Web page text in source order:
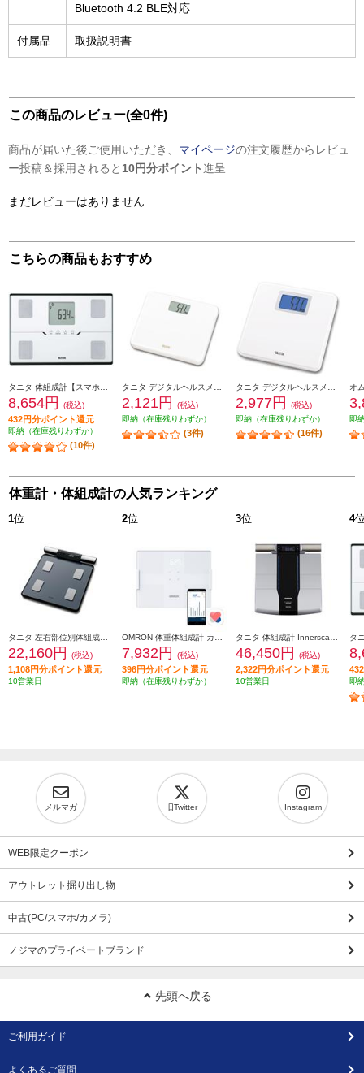
Bluetooth 4.2 BLE対応
付属品 取扱説明書
この商品のレビュー(全0件)
商品が届いた後ご使用いただき、 マイページの注文履歴からレビュ
ー投稿＆採用されると 10円分ポイント進呈
まだレビューはありません
こちらの商品もおすすめ
8,654円 (税込)
432円分ポイント還元
即納（在庫残りわずか）
(10件)
2,121円
(税込)
即納（在庫残りわずか）
(3件)
2,977円
(税込)
即納（在庫残りわずか）
(16件)
即
体重計・体組成計の人気ランキング
1位
22,160円 (税込)
1,108円分ポイント還元
10営業日
2位
7,932円 (税込)
396円分ポイント還元
即納（在庫残りわずか）
3位
46,450円 (税込)
2,322円分ポイント還元
10営業日
4
即
メルマガ 旧Twitter Instagram
WEB限定クーポン
アウトレット掘り出し物
中古(PC/スマホ/カメラ)
ノジマのプライベートブランド
先頭へ戻る
ご利用ガイド
よくあるご質問